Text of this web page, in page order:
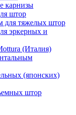
карнизы
штор
для тяжелых штор
эркерных и
(Италия)
(японских)
штор